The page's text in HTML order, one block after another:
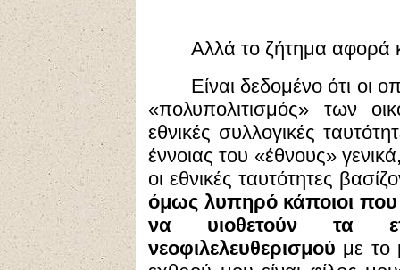
Αλλά το ζήτημα αφορά
Είναι δεδομένο ότι οι
«πολυπολιτισμός» των
εθνικές συλλογικές
έννοιας του «έθνους»
οι εθνικές ταυτότητες
όμως λυπηρό κάποιοι που
να υιοθετούν τα
νεοφιλελευθερισμού με το